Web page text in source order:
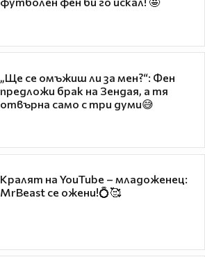
„Ще се омъжиш ли за мен?“: Фен
предложи брак на Зендая, а тя
отвърна само с три думи😅
Кралят на YouTube – младоженец:
MrBeast се ожени!💍🥰